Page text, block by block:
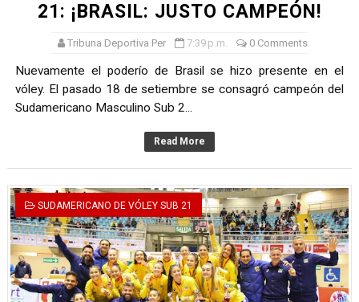
21: ¡BRASIL: JUSTO CAMPEÓN!
Tribuna Deportiva Per 7:39 p.m. 0 Comments
Nuevamente el poderío de Brasil se hizo presente en el
vóley. El pasado 18 de setiembre se consagró campeón del
Sudamericano Masculino Sub 2...
Read More
SUDAMERICANO DE VÓLEY SUB 21